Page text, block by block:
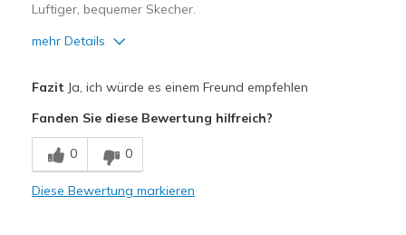
Luftiger, bequemer Skecher.
mehr Details
Hübsch
Leicht
Fazit Ja, ich würde es einem Freund empfehlen
Fanden Sie diese Bewertung hilfreich?
0 0
Diese Bewertung markieren